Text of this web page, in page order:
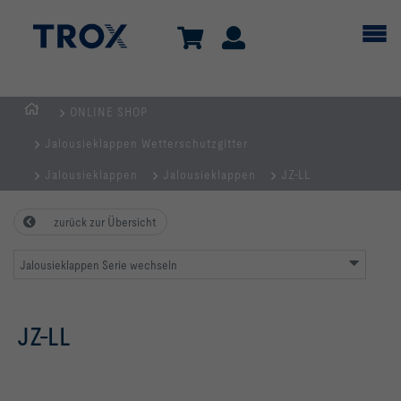
AUSTRIA
| Komponenten,
+
Belüftung
ONLINE SHOP
Jalousieklappen Wetterschutzgitter
Jalousieklappen Jalousieklappen JZ-LL
zurück zur Übersicht
Jalousieklappen Serie wechseln
JZ-LL